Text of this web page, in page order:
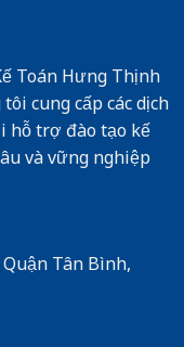
Toán Hưng Thịnh
cung cấp các dịch
hỗ trợ đào tạo kế
và vững nghiệp
Tân Bình,